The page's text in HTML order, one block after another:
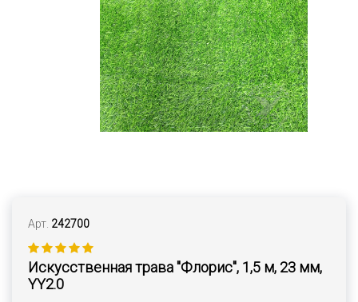
Арт. 242700
Искусственная трава "Флорис", 1,5 м, 23 мм,
YY2.0